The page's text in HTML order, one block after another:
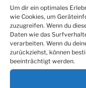
Um dir ein optimales
wie Cookies, um
zuzugreifen. Wenn du
Daten wie das
verarbeiten. Wenn du
zurückziehst, können
beeinträchtigt werden.
21.06. bis
30.08.
09.08.
29.08.